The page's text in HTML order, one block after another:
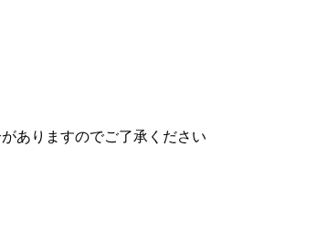
ありますのでご了承ください